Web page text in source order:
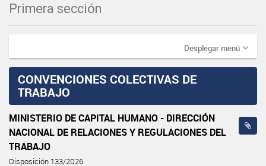
Primera sección
Desplegar menú
CONVENCIONES COLECTIVAS DE
TRABAJO
MINISTERIO DE CAPITAL HUMANO - DIRECCIÓN
NACIONAL DE RELACIONES Y REGULACIONES DEL
TRABAJO
Disposición 133/2026